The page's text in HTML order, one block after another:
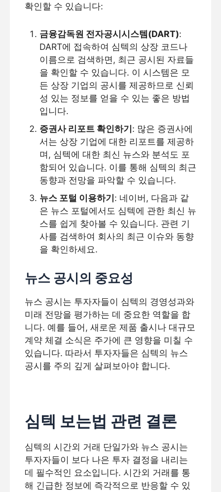
확인할 수 있습니다:
금융감독원 전자공시시스템(DART):
DART에 접속하여 심텍의 상장 코드나
이름으로 검색하면, 최근 공시된 자료들
을 확인할 수 있습니다. 이 시스템은 모
든 상장 기업의 공시를 제공하므로 신뢰
성 있는 정보를 얻을 수 있는 좋은 방법
입니다.
증권사 리포트 확인하기 : 많은 증권사에
서는 상장 기업에 대한 리포트를 제공하
며, 심텍에 대한 최신 뉴스와 분석도 포
함되어 있습니다. 이를 통해 심텍의 최근
동향과 전망을 파악할 수 있습니다.
뉴스 포털 이용하기 : 네이버, 다음과 같
은 뉴스 포털에서도 심텍에 관한 최신 뉴
스를 쉽게 찾아볼 수 있습니다. 관련 기
사를 검색하여 회사의 최근 이슈와 동향
을 확인하세요.
뉴스 공시의 중요성
뉴스 공시는 투자자들이 심텍의 경영성과와
미래 전망을 평가하는 데 중요한 역할을 합
니다. 예를 들어, 새로운 제품 출시나 대규모
계약 체결 소식은 주가에 큰 영향을 미칠 수
있습니다. 따라서 투자자들은 심텍의 뉴스
공시를 주의 깊게 살펴보아야 합니다.
심텍 보는법 관련 결론
심텍의 시간외 거래 단일가와 뉴스 공시는
투자자들이 보다 나은 투자 결정을 내리는
데 필수적인 요소입니다. 시간외 거래를 통
해 긴급한 정보에 즉각적으로 반응할 수 있